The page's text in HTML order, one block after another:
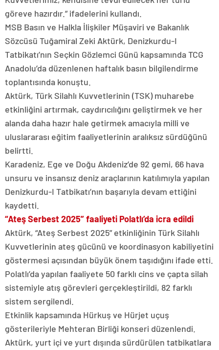
göreve hazırdır.” ifadelerini kullandı.
MSB Basın ve Halkla İlişkiler Müşaviri ve Bakanlık
Sözcüsü Tuğamiral Zeki Aktürk, Denizkurdu-I
Tatbikatı’nın Seçkin Gözlemci Günü kapsamında TCG
Anadolu’da düzenlenen haftalık basın bilgilendirme
toplantısında konuştu.
Aktürk, Türk Silahlı Kuvvetlerinin (TSK) muharebe
etkinliğini artırmak, caydırıcılığını geliştirmek ve her
alanda daha hazır hale getirmek amacıyla milli ve
uluslararası eğitim faaliyetlerinin aralıksız sürdüğünü
belirtti.
Karadeniz, Ege ve Doğu Akdeniz’de 92 gemi, 66 hava
unsuru ve insansız deniz araçlarının katılımıyla yapılan
Denizkurdu-I Tatbikatı’nın başarıyla devam ettiğini
kaydetti.
“Ateş Serbest 2025” faaliyeti Polatlı’da icra edildi
Aktürk, “Ateş Serbest 2025” etkinliğinin Türk Silahlı
Kuvvetlerinin ateş gücünü ve koordinasyon kabiliyetini
göstermesi açısından büyük önem taşıdığını ifade etti.
Polatlı’da yapılan faaliyete 50 farklı cins ve çapta silah
sistemiyle atış görevleri gerçekleştirildi, 82 farklı
sistem sergilendi.
Etkinlik kapsamında Hürkuş ve Hürjet uçuş
gösterileriyle Mehteran Birliği konseri düzenlendi.
Aktürk, yurt içi ve yurt dışında sürdürülen tatbikatlara